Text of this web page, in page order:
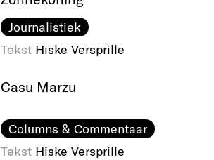
Journalistiek
Tekst Hiske Versprille
Casu Marzu
Columns & Commentaar
Tekst Hiske Versprille